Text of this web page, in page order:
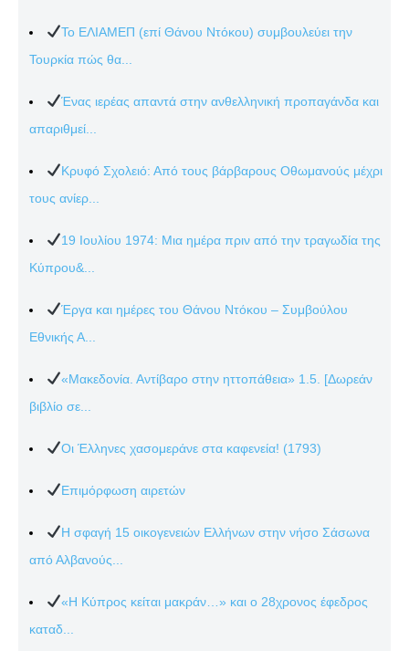
Το ΕΛΙΑΜΕΠ (επί Θάνου Ντόκου) συμβουλεύει την
Τουρκία πώς θα...
Ένας ιερέας απαντά στην ανθελληνική προπαγάνδα και
απαριθμεί...
Κρυφό Σχολειό: Από τους βάρβαρους Οθωμανούς μέχρι
τους ανίερ...
19 Ιουλίου 1974: Μια ημέρα πριν από την τραγωδία της
Κύπρου&...
Έργα και ημέρες του Θάνου Ντόκου – Συμβούλου
Εθνικής Α...
«Μακεδονία. Αντίβαρο στην ηττοπάθεια» 1.5. [Δωρεάν
βιβλίο σε...
Οι Έλληνες χασομεράνε στα καφενεία! (1793)
Επιμόρφωση αιρετών
Η σφαγή 15 οικογενειών Ελλήνων στην νήσο Σάσωνα
από Αλβανούς...
«Η Κύπρος κείται μακράν…» και ο 28χρονος έφεδρος
καταδ...